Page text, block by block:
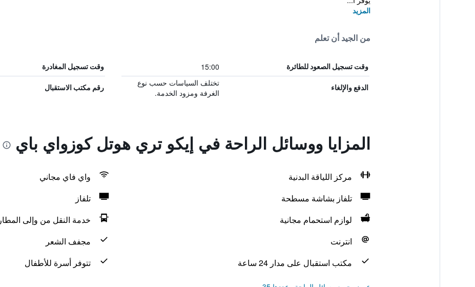
المزيد
من الجيد أن تعلم
وقت تسجيل الصعود للطائرة 15:00 وقت تسجيل المغادرة
الدفع والإلغاء
تختلف السياسات حسب نوع
الغرفة ومزود الخدمة.
رقم مكتب الاستقبال
المزايا ووسائل الراحة في إيكو تري هوتل كوزواي باي
مركز اللياقة البدنية
واي فاي مجاني
تلفاز بشاشة مسطحة
تلفاز
لوازم استحمام مجانية
خدمة النقل من وإلى المطار
انترنت
مجفف الشعر
مكتب استقبال على مدار 24 ساعة
تتوفر أسرة للأطفال